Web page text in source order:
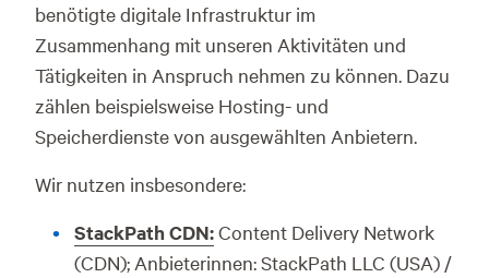
benötigte digitale Infrastruktur im
Zusammenhang mit unseren Aktivitäten und
Tätigkeiten in Anspruch nehmen zu können. Dazu
zählen beispielsweise Hosting- und
Speicherdienste von ausgewählten Anbietern.
Wir nutzen insbesondere:
StackPath CDN:Content Delivery Network
(CDN); Anbieterinnen: StackPath LLC (USA) /